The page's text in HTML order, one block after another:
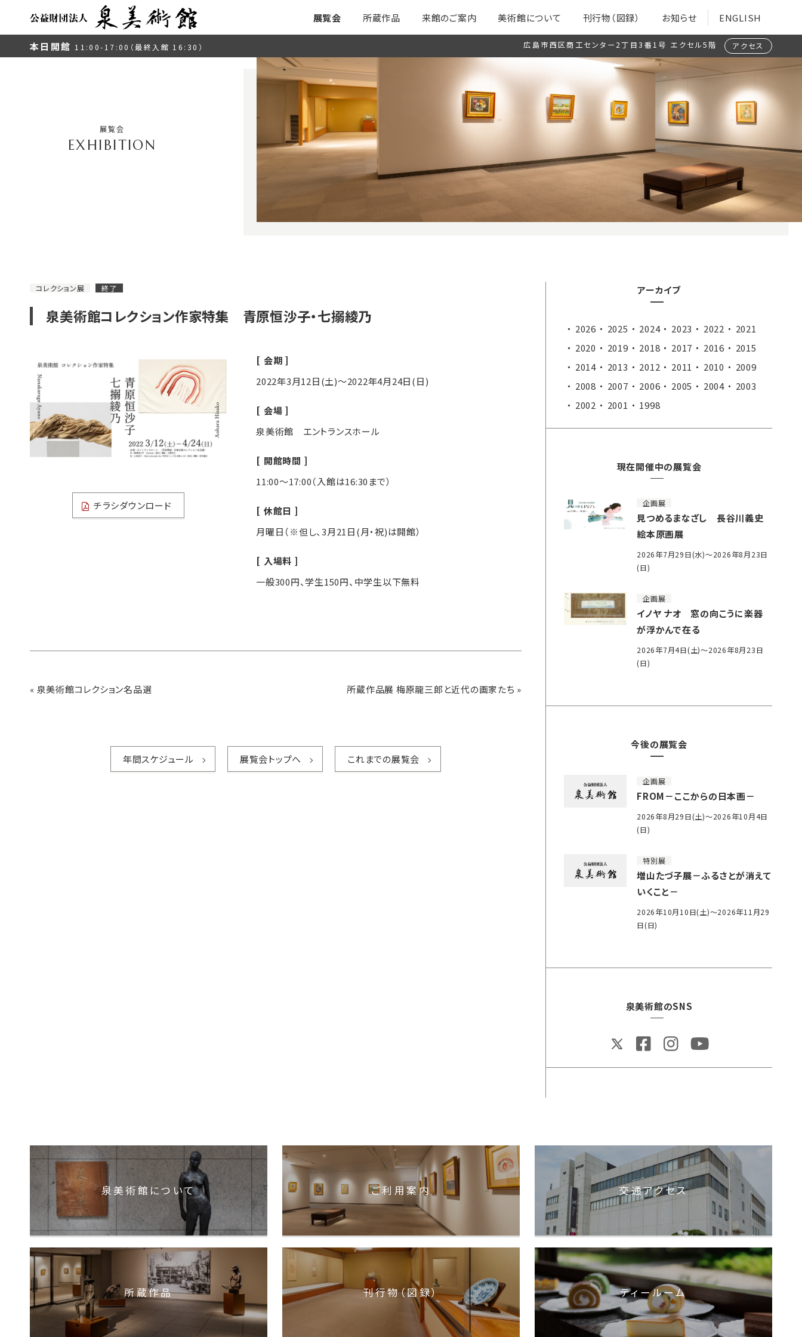
展覧会 所蔵作品 来館のご案内 美術館について 刊行物（図録） お知らせ ENGLISH
本日開館 11:00-17:00（最終入館 16:30） 広島市西区商工センター2丁目3番1号 エクセル5階 アクセス
展覧会
コレクション展 終了
泉美術館コレクション作家特集 青原恒沙子・七搦綾乃
チラシダウンロード
会期
2022年3月12日(土)～2022年4月24日(日)
会場
泉美術館 エントランスホール
開館時間
11:00～17:00（入館は16:30まで）
休館日
月曜日（※但し、3月21日(月・祝)は開館）
入場料
一般300円、学生150円、中学生以下無料
« 泉美術館コレクション名品選 所蔵作品展 梅原龍三郎と近代の画家たち »
年間スケジュール 展覧会トップへ これまでの展覧会
アーカイブ
2026 2025 2024 2023 2022
2021
2020
2019 2018 2017 2016
2015
2014
2013 2012 2011 2010
2009
2008
2007 2006 2005 2004
2003
2002
2001 1998
現在開催中の展覧会
企画展
見つめるまなざし 長谷川義史
絵本原画展
2026年7月29日(水)～2026年8月23日
(日)
企画展
イノヤ ナオ 窓の向こうに楽器
が浮かんで在る
2026年7月4日(土)～2026年8月23日
(日)
今後の展覧会
企画展
FROM－ここからの日本画－
2026年8月29日(土)～2026年10月4日
(日)
特別展
増山たづ子展－ふるさとが消えて
いくこと－
2026年10月10日(土)～2026年11月29
日(日)
泉美術館のSNS
泉美術館について ご利用案内 交通アクセス
所蔵作品 刊行物（図録） ティールーム